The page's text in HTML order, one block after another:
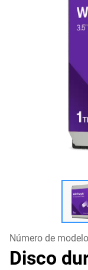
Número de
Disco